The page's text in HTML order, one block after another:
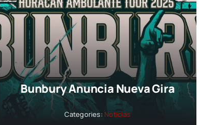
Bunbury Anuncia Nueva Gira
Categories: Noticias